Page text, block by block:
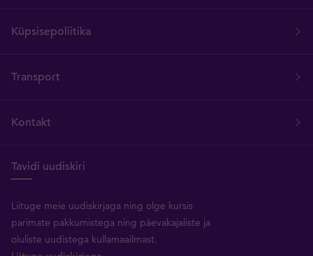
Küpsisepoliitika
Transport
Kontakt
Tavidi uudiskiri
Liituge meie uudiskirjaga ning olge kursis
parimate pakkumistega ning päevakajaliste ja
oluliste uudistega kullamaailmast.